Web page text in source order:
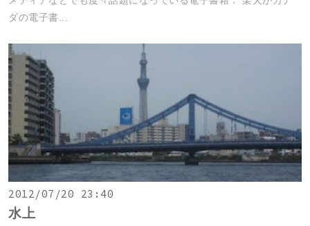
ダの電子書...
2012/07/20 23:40
水上